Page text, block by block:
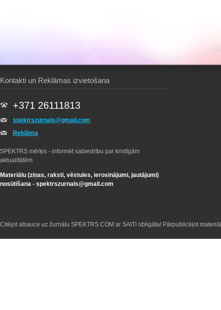
Kontakti un Reklāmas izvietošana
+371 26111813
spektrszurnals@gmail.com
Reklāma
SPEKTRS mērķis - informēt sabiedrību par kristīgām
aktualitātēm.
Materiālu (ziņas, raksti, vēstules, ierosinājumi, jautājumi)
nosūtīšana - spektrszurnals@gmail.com
Citējot atsauce uz žurnālu SPEKTRS.COM ar SAITI obligāta! Pārpublicējot